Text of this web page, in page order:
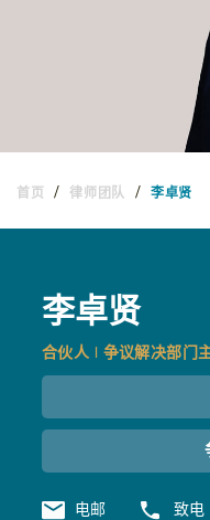
首页 / 律师团队 / 李卓贤
李卓贤
合伙人 | 争议解决部门
电邮 致电